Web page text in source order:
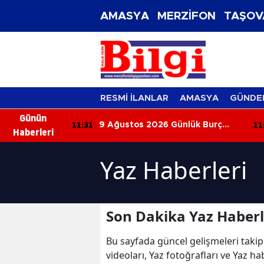
AMASYA MERZİFON
RESMİ İLANLAR AMASYA
Günün
Haberleri
11:31
9 Ağustos 2026 Günlük Burç
Yaz Haberleri
Son Dakika Yaz
Bu sayfada güncel gelişmeleri
videoları, Yaz fotoğrafları ve Yaz